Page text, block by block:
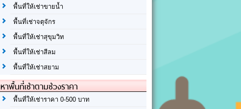
พื้นที่ให้เช่าขายน้ำ
พื้นที่เช่าจตุจักร
พื้นที่ให้เช่าสุขุมวิท
พื้นที่ให้เช่าสีลม
พื้นที่ให้เช่าสยาม
หาพื้นที่เช่าตามช่วงราคา
พื้นที่ให้เช่าราคา 0-500 บาท